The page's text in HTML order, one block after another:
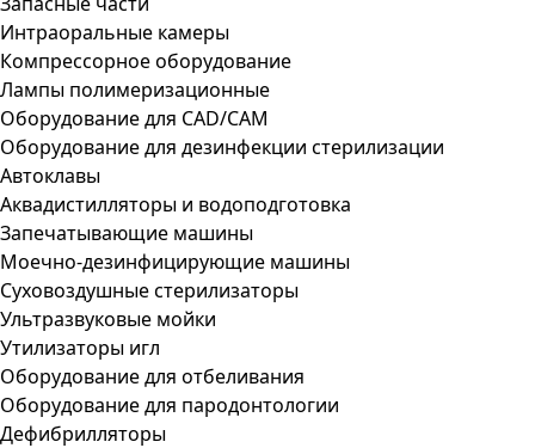
Интраоральные камеры
Компрессорное оборудование
Лампы полимеризационные
Оборудование для CAD/CAM
Оборудование для дезинфекции стерилизации
Автоклавы
Аквадистилляторы и водоподготовка
Запечатывающие машины
Моечно-дезинфицирующие машины
Суховоздушные стерилизаторы
Ультразвуковые мойки
Утилизаторы игл
Оборудование для отбеливания
Оборудование для пародонтологии
Дефибрилляторы